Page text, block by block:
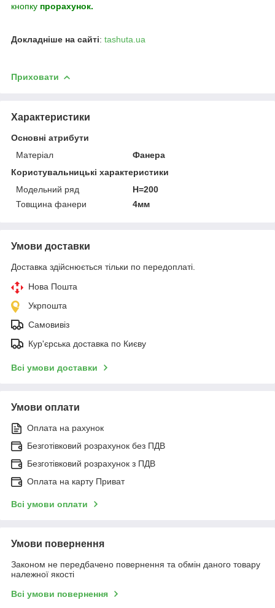
кнопку прорахунок.
Докладніше на сайті: tashuta.ua
Приховати
Характеристики
Основні атрибути
Матеріал
Фанера
Користувальницькі характеристики
Модельний ряд
Н=200
Товщина фанери
4мм
Умови доставки
Доставка здійснюється тільки по передоплаті.
Нова Пошта
Укрпошта
Самовивіз
Кур'єрська доставка по Києву
Всі умови доставки
Умови оплати
Оплата на рахунок
Безготівковий розрахунок без ПДВ
Безготівковий розрахунок з ПДВ
Оплата на карту Приват
Всі умови оплати
Умови повернення
Законом не передбачено повернення та обмін даного товару
належної якості
Всі умови повернення